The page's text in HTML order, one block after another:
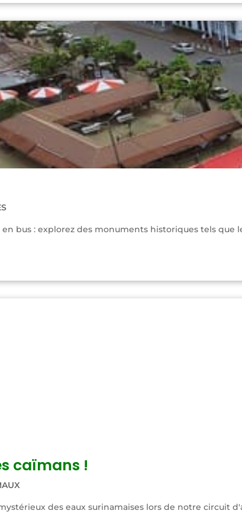
bus : explorez des monuments historiques tels que
caïmans !
des eaux surinamaises lors de notre circuit